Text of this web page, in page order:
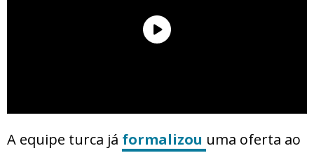
A equipe turca já formalizou uma oferta ao